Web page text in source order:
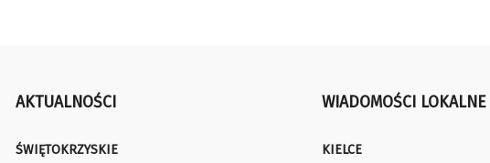
AKTUALNOŚCI
ŚWIĘTOKRZYSKIE
WIADOMOŚCI LOKALNE
KIELCE